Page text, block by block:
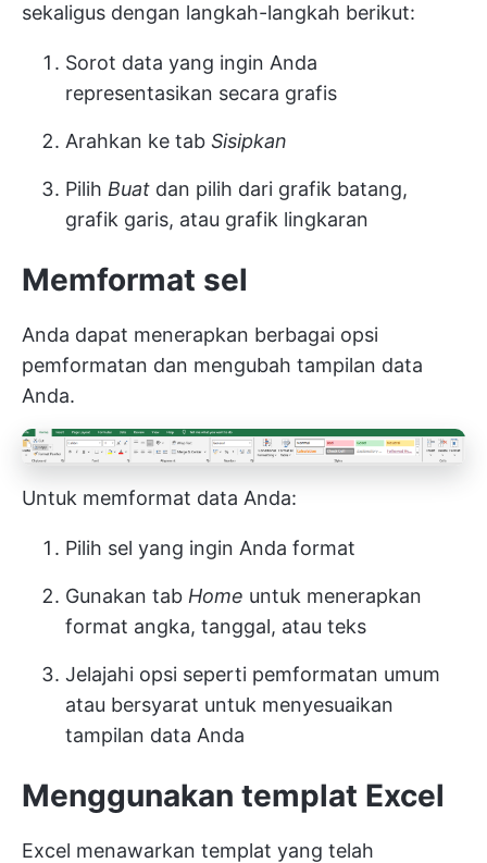
sekaligus dengan langkah-langkah berikut:
Sorot data yang ingin Anda
representasikan secara grafis
Arahkan ke tab Sisipkan
Pilih Buat dan pilih dari grafik batang,
grafik garis, atau grafik lingkaran
Memformat sel
Anda dapat menerapkan berbagai opsi
pemformatan dan mengubah tampilan data
Anda.
Untuk memformat data Anda:
Pilih sel yang ingin Anda format
Gunakan tab Home untuk menerapkan
format angka, tanggal, atau teks
Jelajahi opsi seperti pemformatan umum
atau bersyarat untuk menyesuaikan
tampilan data Anda
Menggunakan templat Excel
Excel menawarkan templat yang telah